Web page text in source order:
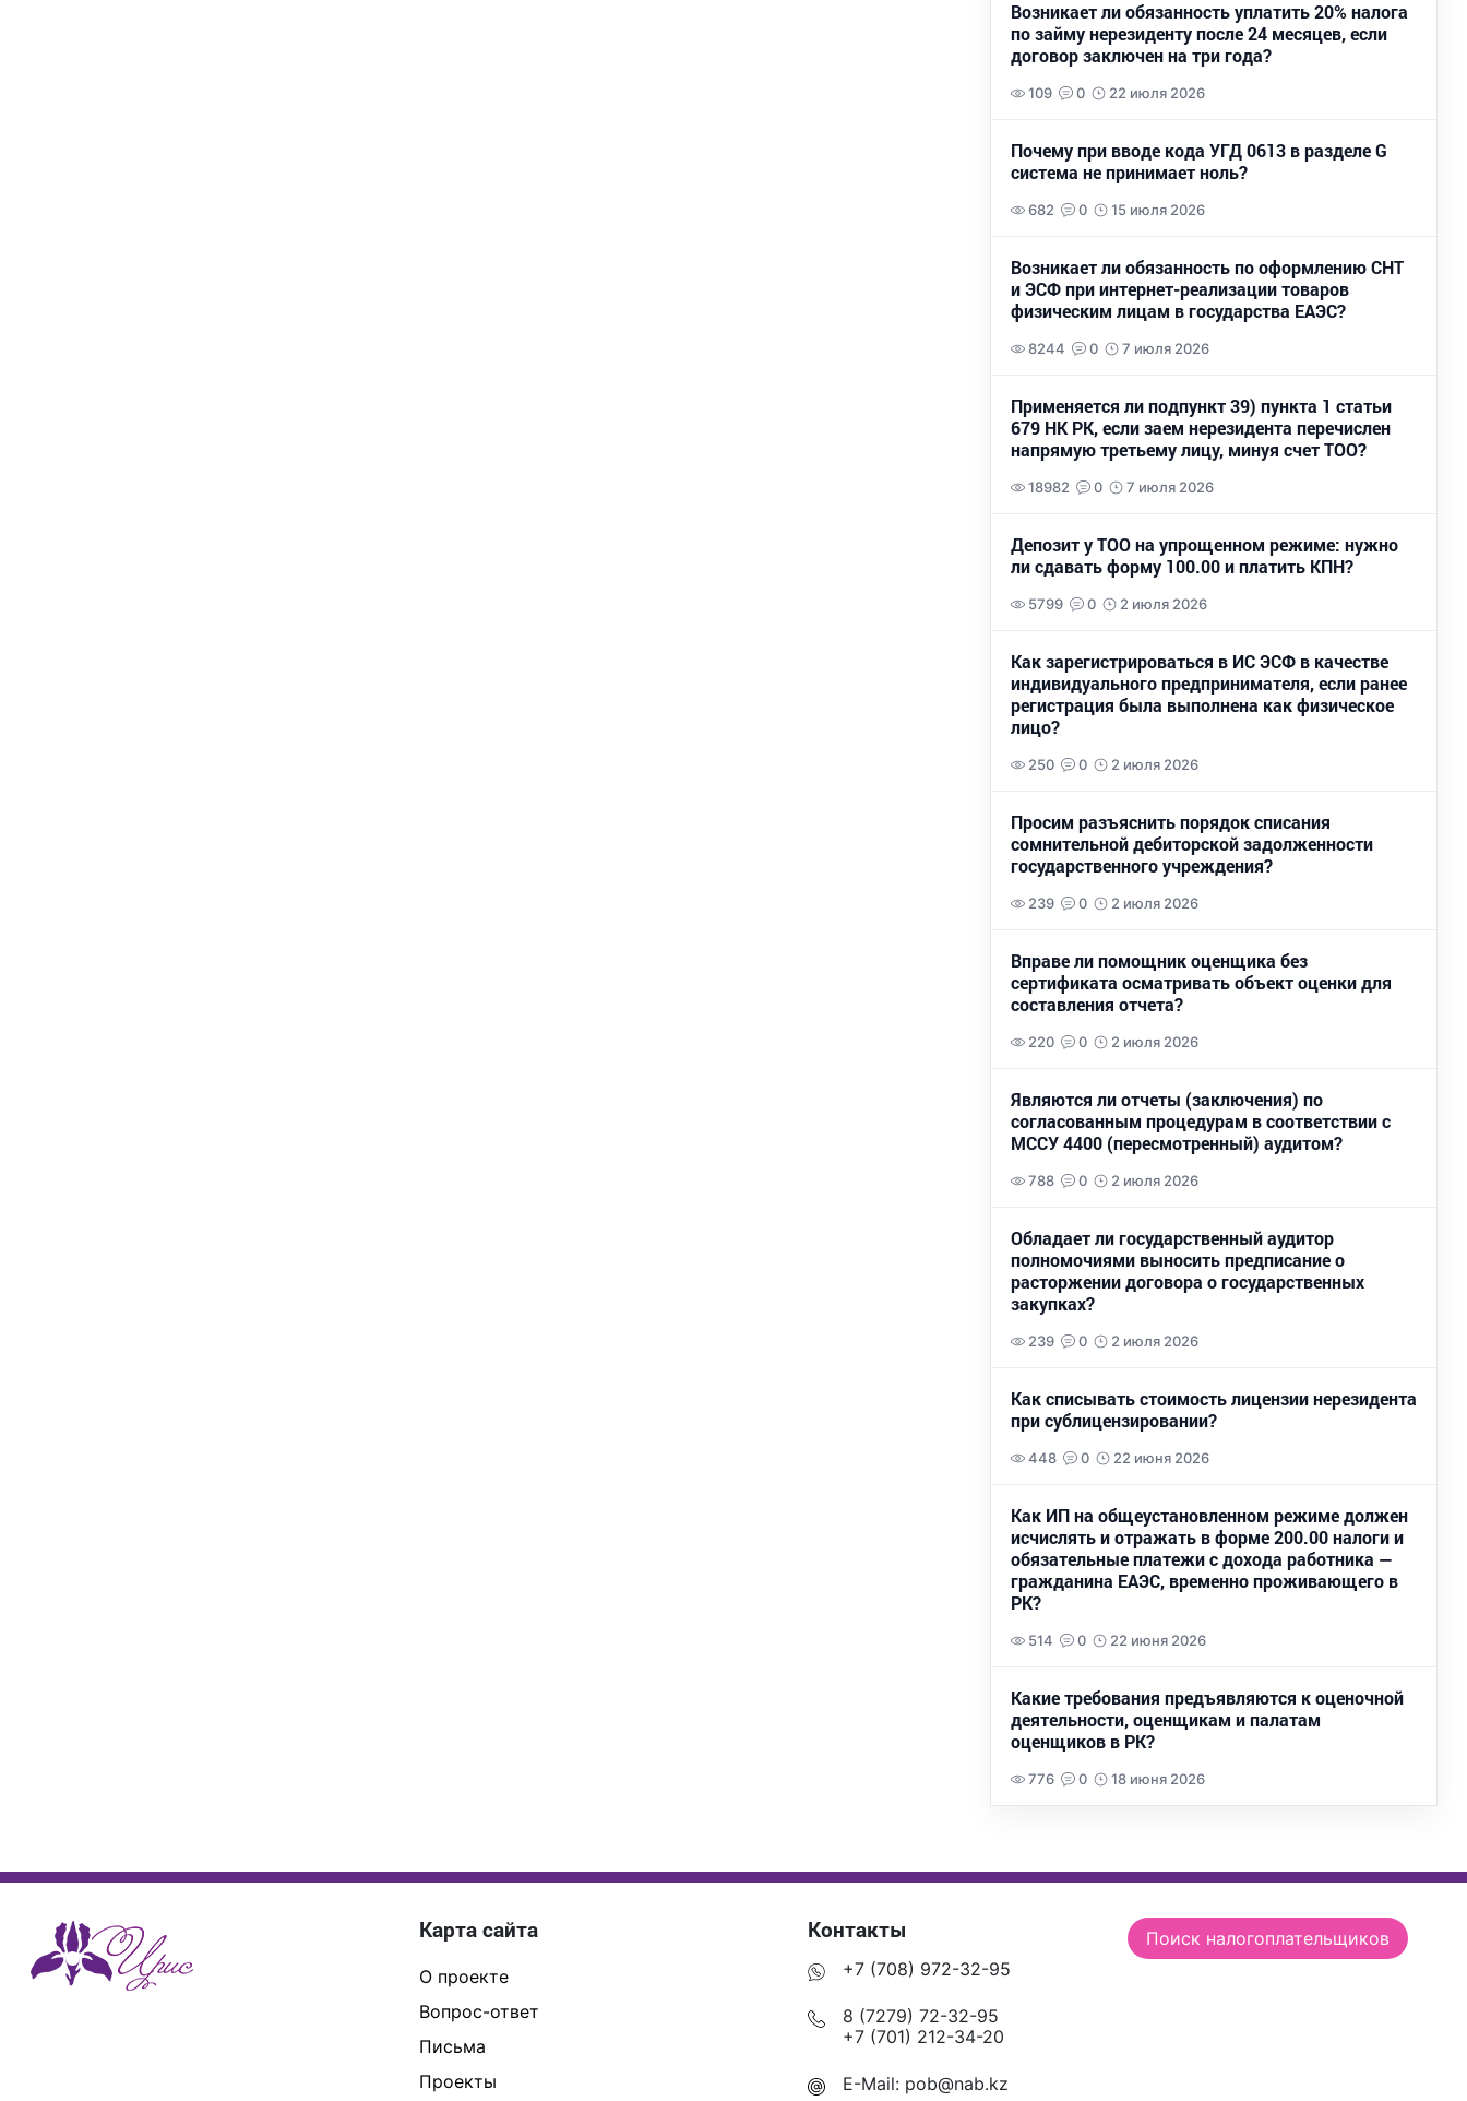
Возникает ли обязанность уплатить 20% налога
по займу нерезиденту после 24 месяцев, если
договор заключен на три года?
109 0 22 июля 2026
Почему при вводе кода УГД 0613 в разделе G
система не принимает ноль?
682 0 15 июля 2026
Возникает ли обязанность по оформлению СНТ
и ЭСФ при интернет-реализации товаров
физическим лицам в государства ЕАЭС?
8244 0 7 июля 2026
Применяется ли подпункт 39) пункта 1 статьи
679 НК РК, если заем нерезидента перечислен
напрямую третьему лицу, минуя счет ТОО?
18982 0 7 июля 2026
Депозит у ТОО на упрощенном режиме: нужно
ли сдавать форму 100.00 и платить КПН?
5799 0 2 июля 2026
Как зарегистрироваться в ИС ЭСФ в качестве
индивидуального предпринимателя, если ранее
регистрация была выполнена как физическое
лицо?
250 0 2 июля 2026
Просим разъяснить порядок списания
сомнительной дебиторской задолженности
государственного учреждения?
239 0 2 июля 2026
Вправе ли помощник оценщика без
сертификата осматривать объект оценки для
составления отчета?
220 0 2 июля 2026
Являются ли отчеты (заключения) по
согласованным процедурам в соответствии с
МССУ 4400 (пересмотренный) аудитом?
788 0 2 июля 2026
Обладает ли государственный аудитор
полномочиями выносить предписание о
расторжении договора о государственных
закупках?
239 0 2 июля 2026
Как списывать стоимость лицензии нерезидента
при сублицензировании?
448 0 22 июня 2026
Как ИП на общеустановленном режиме должен
исчислять и отражать в форме 200.00 налоги и
обязательные платежи с дохода работника —
гражданина ЕАЭС, временно проживающего в
РК?
514 0 22 июня 2026
Какие требования предъявляются к оценочной
деятельности, оценщикам и палатам
оценщиков в РК?
776 0 18 июня 2026
Карта сайта
О проекте
Вопрос-ответ
Письма
Проекты
Контакты
+7 (708) 972-32-95
8 (7279) 72-32-95
+7 (701) 212-34-20
E-Mail: pob@nab.kz
Поиск налогоплательщиков